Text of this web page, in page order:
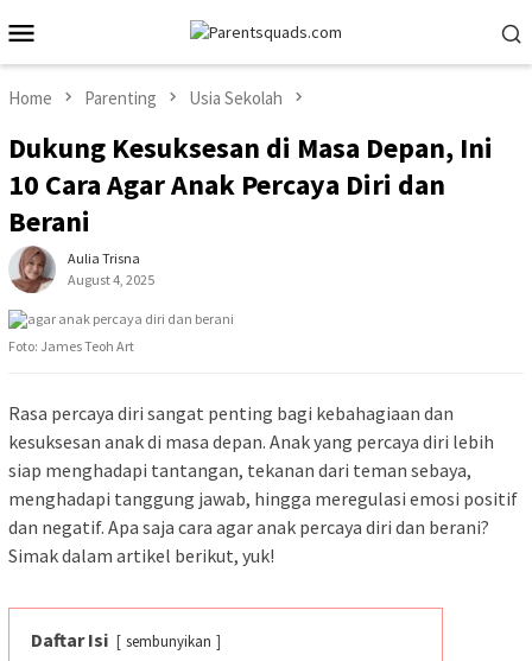
to
contentMenu
Home Parenting Usia Sekolah
Dukung Kesuksesan di Masa Depan, Ini
10 Cara Agar Anak Percaya Diri dan
Berani
Aulia Trisna
August 4, 2025
Foto: James Teoh Art
Rasa percaya diri sangat penting bagi kebahagiaan dan
kesuksesan anak di masa depan. Anak yang percaya diri lebih
siap menghadapi tantangan, tekanan dari teman sebaya,
menghadapi tanggung jawab, hingga meregulasi emosi positif
dan negatif. Apa saja cara agar anak percaya diri dan berani?
Simak dalam artikel berikut, yuk!
Daftar Isi sembunyikan